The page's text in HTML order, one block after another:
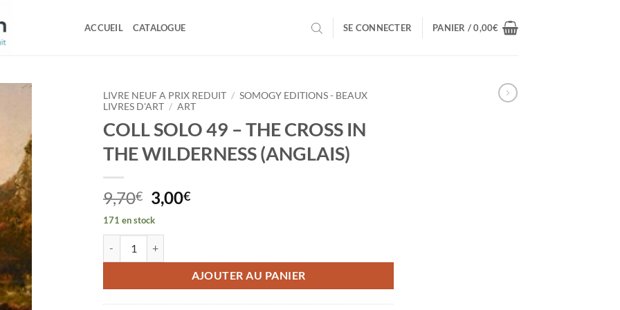
ACCUEIL CATALOGUE SE CONNECTER PANIER /0,00€
LIVRE NEUF A PRIX REDUIT / SOMOGY EDITIONS - BEAUX
LIVRES D'ART / ART
COLL SOLO 49 – THE CROSS IN
THE WILDERNESS (ANGLAIS)
9,70€ Le
prix
initial
était :
9,70€.
3,00€Le
3,00€.
171 en stock
AJOUTER AU PANIER